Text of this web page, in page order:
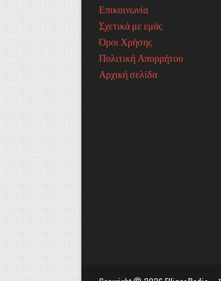
Επικοινωνία
Σχετικά με εμάς
Όροι Χρήσης
Πολιτική Απορρήτου
Αρχική σελίδα